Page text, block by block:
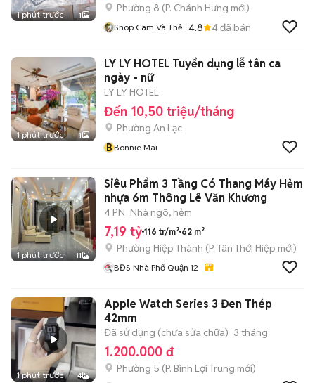
1 phút trước 1
Phường 8 (P. Chánh Hưng mới)
Shop Cam Và Thẻ 4.8 4đã bán
1 phút trước 1
LY LY HOTEL Tuyển dụng lễ tân ca
ngày - nữ
LY LY HOTEL
Đến 10,50 triệu/tháng
Phường An Lạc
BBonnie Mai
1 phút trước 11
Siêu Phẩm 3 Tầng Có Thang Máy Hẻm
nhựa 6m Thông Lê Văn Khương
4 PN Nhà ngõ, hẻm
7,19 tỷ 116 tr/m² 62 m²
Phường Hiệp Thành (P. Tân Thới Hiệp mới)
BĐS Nhà Phố Quận 12
1 phút trước 4
Apple Watch Series 3 Đen Thép
42mm
Đã sử dụng (chưa sửa chữa) 3 tháng
1.200.000 đ
Phường 5 (P. Bình Lợi Trung mới)